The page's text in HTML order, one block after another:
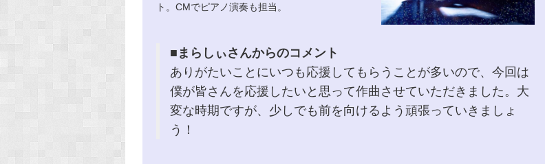
ト。CMでピアノ演奏も担当。
■まらしぃさんからのコメント
ありがたいことにいつも応援してもらうことが多いので、今回は
僕が皆さんを応援したいと思って作曲させていただきました。大
変な時期ですが、少しでも前を向けるよう頑張っていきましょ
う！